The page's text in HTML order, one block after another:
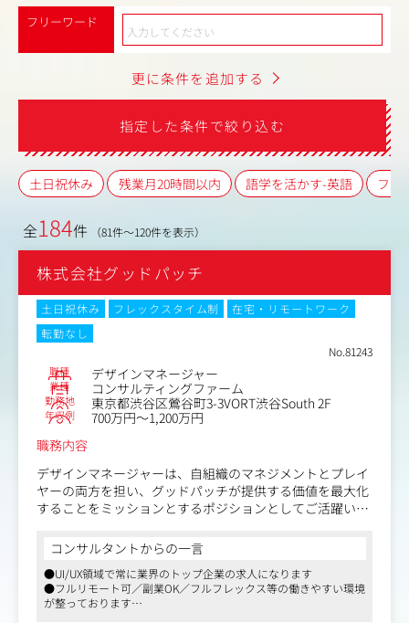
フリーワード
更に条件を追加する
指定した条件で絞り込む
土日祝休み 残業月20時間以内 語学を活かす-英語 フレ
全184件 （81件～120件を表示）
株式会社グッドパッチ
土日祝休み フレックスタイム制
在宅・リモートワーク
転勤なし
No.81243
職種 デザインマネージャー
業種 コンサルティングファーム
勤務地 東京都渋谷区鶯谷町3-3VORT渋谷South 2F
年収例
700万円～1,200万円
職務内容
デザインマネージャーは、自組織のマネジメントとプレイ
ヤーの両方を担い、グッドパッチが提供する価値を最大化
することをミッションとするポジションとしてご活躍いた
具体的な仕事内容：
・顧客やユーザーの課題を解決するためのソリューション
の検討、コンセプト立案～情報設計・UIデザインなど、一
連のデザイン業務及びディレクション。
コンサルタントからの一言
●UI/UX領域で常に業界のトップ企業の求人になります
●フルリモート可／副業OK／フルフレックス等の働きやすい環境
が整っております